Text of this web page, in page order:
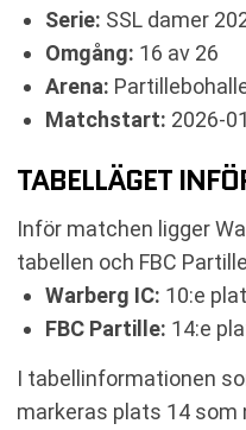
Serie: SSL damer
Omgång: 16 av 26
Arena:
Matchstart: 2026-
TABELLÄGET
Inför matchen ligger
tabellen och FBC
Warberg IC: 10:e
FBC Partille: 14:e
I tabellinformationen
markeras plats 14